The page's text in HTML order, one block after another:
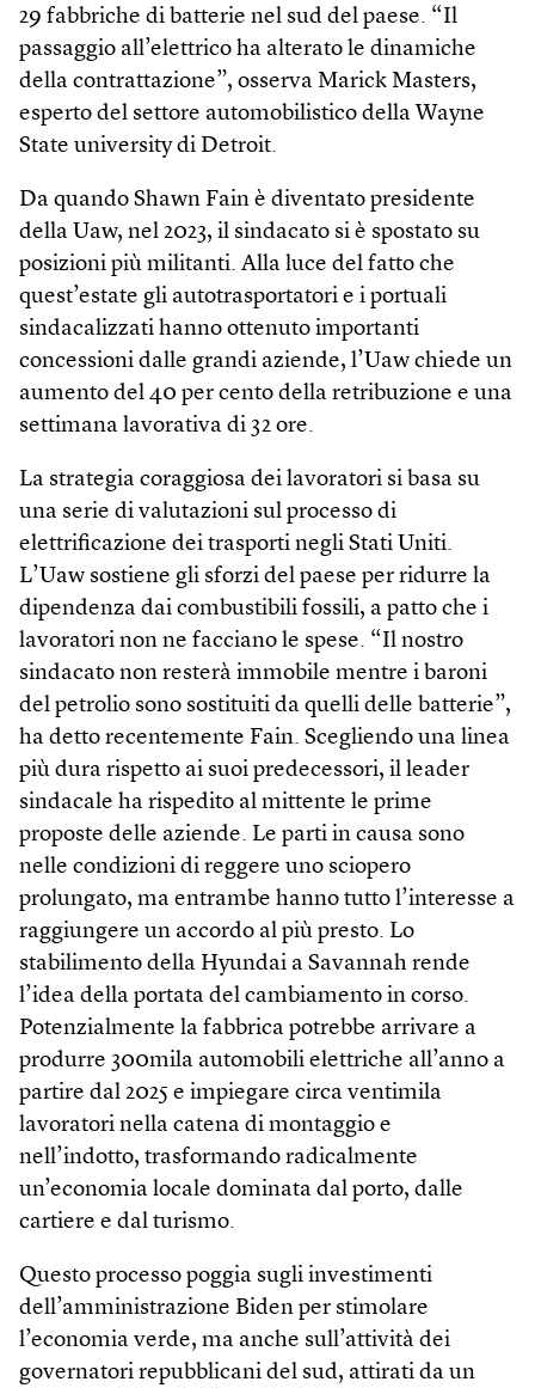
29 fabbriche di batterie nel sud del paese. “Il
passaggio all’elettrico ha alterato le dinamiche
della contrattazione”, osserva Marick Masters,
esperto del settore automobilistico della Wayne
State university di Detroit.
Da quando Shawn Fain è diventato presidente
della Uaw, nel 2023, il sindacato si è spostato su
posizioni più militanti. Alla luce del fatto che
quest’estate gli autotrasportatori e i portuali
sindacalizzati hanno ottenuto importanti
concessioni dalle grandi aziende, l’Uaw chiede un
aumento del 40 per cento della retribuzione e una
settimana lavorativa di 32 ore.
La strategia coraggiosa dei lavoratori si basa su
una serie di valutazioni sul processo di
elettrificazione dei trasporti negli Stati Uniti.
L’Uaw sostiene gli sforzi del paese per ridurre la
dipendenza dai combustibili fossili, a patto che i
lavoratori non ne facciano le spese. “Il nostro
sindacato non resterà immobile mentre i baroni
del petrolio sono sostituiti da quelli delle batterie”,
ha detto recentemente Fain. Scegliendo una linea
più dura rispetto ai suoi predecessori, il leader
sindacale ha rispedito al mittente le prime
proposte delle aziende. Le parti in causa sono
nelle condizioni di reggere uno sciopero
prolungato, ma entrambe hanno tutto l’interesse a
raggiungere un accordo al più presto. Lo
stabilimento della Hyundai a Savannah rende
l’idea della portata del cambiamento in corso.
Potenzialmente la fabbrica potrebbe arrivare a
produrre 300mila automobili elettriche all’anno a
partire dal 2025 e impiegare circa ventimila
lavoratori nella catena di montaggio e
nell’indotto, trasformando radicalmente
un’economia locale dominata dal porto, dalle
cartiere e dal turismo.
Questo processo poggia sugli investimenti
dell’amministrazione Biden per stimolare
l’economia verde, ma anche sull’attività dei
governatori repubblicani del sud, attirati da un